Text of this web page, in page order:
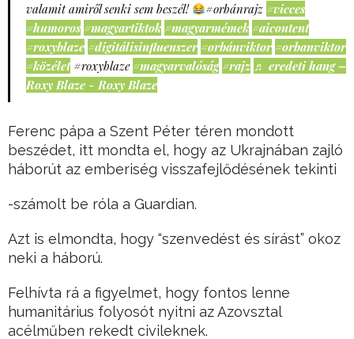
valamit amiről senki sem beszél!
#orbánrajz #vicces
#humoros #magyartiktok #magyarmémek #aicontent
#roxyblaze #digitálisinfluenszer #orbánviktor #orbanviktor
#közélet #roxyblaze #magyarvalóság #rajz ♬ eredeti hang –
Roxy Blaze - Roxy Blaze
Ferenc pápa a Szent Péter téren mondott
beszédet, itt mondta el, hogy az Ukrajnában zajló
háborút az emberiség visszafejlődésének tekinti
-számolt be róla a Guardian.
Azt is elmondta, hogy “szenvedést és sírást” okoz
neki a háború.
Felhívta rá a figyelmet, hogy fontos lenne
humanitárius folyosót nyitni az Azovsztal
acélműben rekedt civileknek.